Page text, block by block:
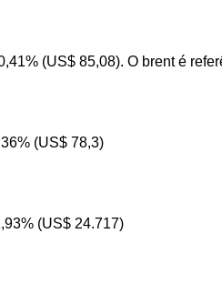
(US$ 85,08). O brent é
(US$ 78,3)
(US$ 24.717)